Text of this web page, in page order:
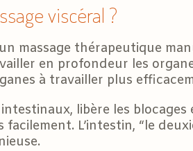
viscéral ?
massage thérapeutique
en profondeur les
à travailler plus
libère les
L’intestin, “le